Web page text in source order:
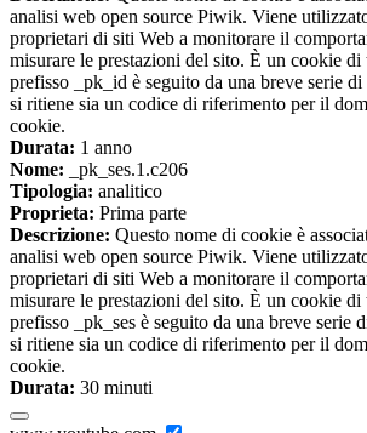
analisi web open source Piwik. Viene
proprietari di siti Web a monitorare il
misurare le prestazioni del sito. È un cookie
prefisso _pk_id è seguito da una breve serie
si ritiene sia un codice di riferimento per il
cookie.
Durata: 1 anno
Nome: _pk_ses.1.c206
Tipologia: analitico
Proprieta: Prima parte
Descrizione: Questo nome di cookie è
analisi web open source Piwik. Viene
proprietari di siti Web a monitorare il
misurare le prestazioni del sito. È un cookie
prefisso _pk_ses è seguito da una breve serie
si ritiene sia un codice di riferimento per il
cookie.
Durata: 30 minuti